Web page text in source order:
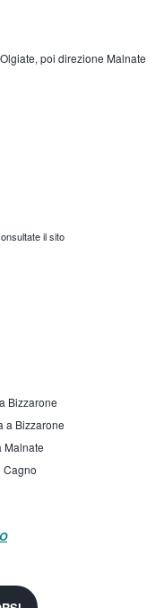
poi direzione Malnate
il sito
Bizzarone
a Bizzarone
Malnate
Cagno